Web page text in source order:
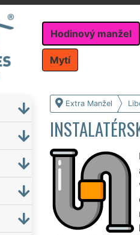
Hodinový manžel
Mytí
Extra Manžel